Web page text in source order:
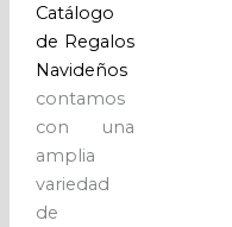
Catálogo
de Regalos
Navideños
contamos
con una
amplia
variedad
de